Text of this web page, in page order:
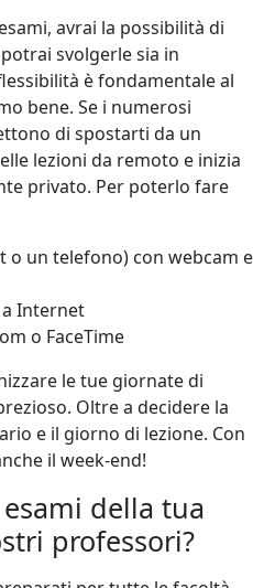
avrai la possibilità di
svolgerle sia in
è fondamentale al
bene. Se i numerosi
di spostarti da un
lezioni da remoto e inizia
privato. Per poterlo fare
o un telefono) con webcam e
Internet
o FaceTime
le tue giornate di
Oltre a decidere la
e il giorno di lezione. Con
il week-end!
della tua
professori?